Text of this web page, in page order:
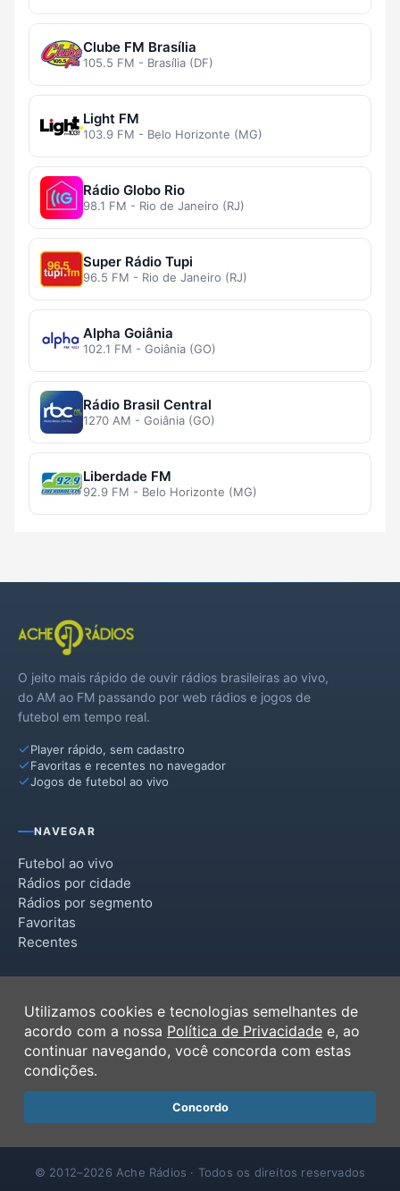
Clube FM Brasília
105.5 FM - Brasília (DF)
Light FM
103.9 FM - Belo Horizonte (MG)
Rádio Globo Rio
98.1 FM - Rio de Janeiro (RJ)
Super Rádio Tupi
96.5 FM - Rio de Janeiro (RJ)
Alpha Goiânia
102.1 FM - Goiânia (GO)
Rádio Brasil Central
1270 AM - Goiânia (GO)
Liberdade FM
92.9 FM - Belo Horizonte (MG)
O jeito mais rápido de ouvir rádios brasileiras ao vivo,
do AM ao FM passando por web rádios e jogos de
futebol em tempo real.
Player rápido, sem cadastro
Favoritas e recentes no navegador
Jogos de futebol ao vivo
NAVEGAR
Futebol ao vivo
Rádios por cidade
Rádios por segmento
Favoritas
Recentes
Termos de Uso
Política de Privacidade
Ferramentas
Contato
© 2012–2026 Ache Rádios · Todos os direitos reservados
Utilizamos cookies e tecnologias semelhantes de
acordo com a nossa Política de Privacidade e, ao
continuar navegando, você concorda com estas
condições.
Concordo